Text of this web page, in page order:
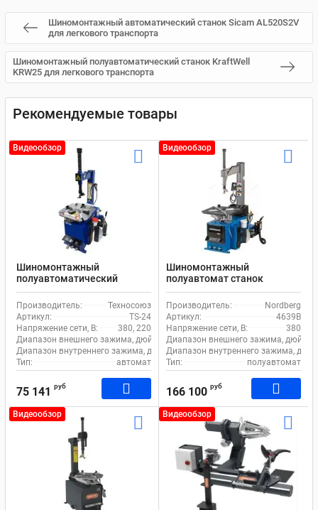
Шиномонтажный автоматический станок Sicam AL520S2V
для легкового транспорта
Шиномонтажный полуавтоматический станок KraftWell
KRW25 для легкового транспорта
Рекомендуемые товары
Видеообзор
Шиномонтажный
полуавтоматический
станок EQFS TS-24 для
легкового транспорта
Производитель:
Техносоюз
Артикул:
TS-24
Напряжение сети, В:
380, 220
Диапазон внешнего зажима, дюйм:
11-21
Диапазон внутреннего зажима, дюйм: 12-24
Тип:
автомат
75 141 руб
Видеообзор
Шиномонтажный
полуавтомат станок
Nordberg 4639B для
легкового и коммерческого
транспорта
Производитель:
Nordberg
Артикул:
4639B
Напряжение сети, В:
380
Диапазон внешнего зажима, дюйм:
Диапазон внутреннего зажима,
Тип:
полуавтомат
166 100 руб
Видеообзор Видеообзор